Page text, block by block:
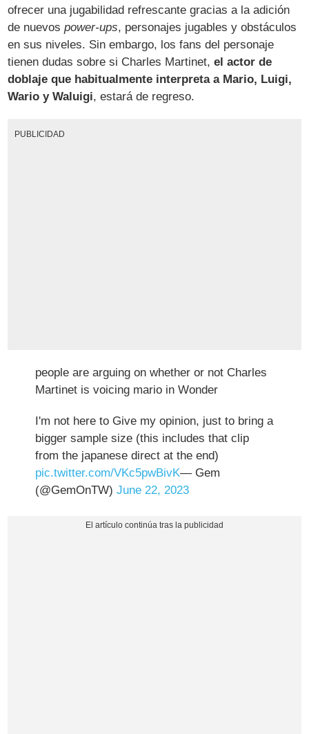
ofrecer una jugabilidad refrescante gracias a la adición
de nuevospower-ups, personajes jugables y obstáculos
en sus niveles. Sin embargo, los fans del personaje
tienen dudas sobre si Charles Martinet,el actor de
doblaje que habitualmente interpreta a Mario, Luigi,
Wario y Waluigi, estará de regreso.
PUBLICIDAD
people are arguing on whether or not Charles
Martinet is voicing mario in Wonder
I'm not here to Give my opinion, just to bring a
bigger sample size (this includes that clip
from the japanese direct at the end)
pic.twitter.com/VKc5pwBivK— Gem
(@GemOnTW)June 22, 2023